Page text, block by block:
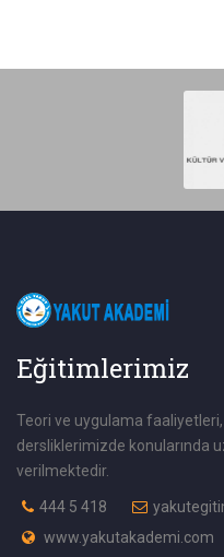
Eğitimlerimiz
Teori ve uygulama faaliyetleri,
dersliklerimizde konularında
verilmektedir.
444 5 418
www.yakutakademi.com